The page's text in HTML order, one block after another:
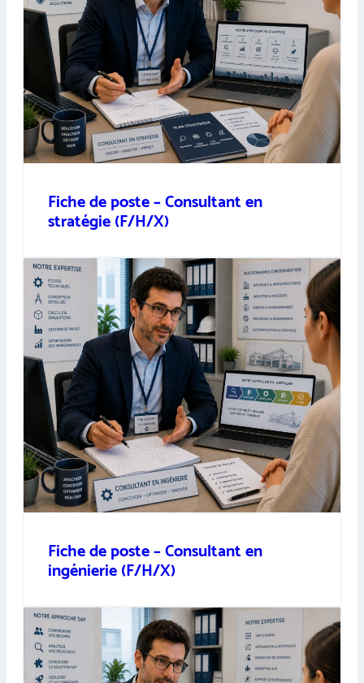
Fiche de poste – Consultant en
stratégie (F/H/X)
Fiche de poste – Consultant en
ingénierie (F/H/X)